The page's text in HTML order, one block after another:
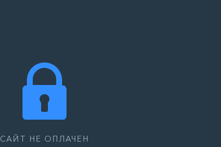
САЙТ НЕ ОПЛАЧЕН